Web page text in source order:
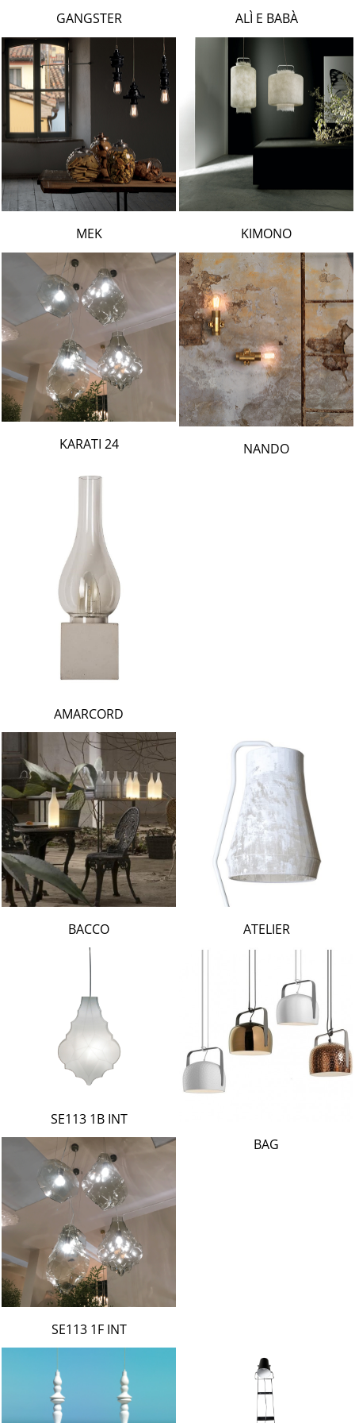
PORSCHE
CATELLANI & SMITH
VIABIZZUNO
ALÌ E BABÀ
GANGSTER
KIMONO
MEK
NANDO
24 KARATI
AMARCORD
ATELIER
BACCO
BAG
SE113 1B INT
SE113 1F INT